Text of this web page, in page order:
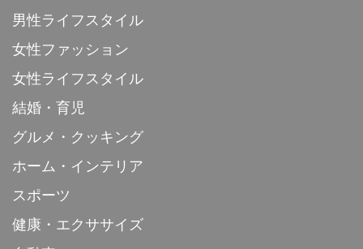
男性ライフスタイル
女性ファッション
女性ライフスタイル
結婚・育児
グルメ・クッキング
ホーム・インテリア
スポーツ
健康・エクササイズ